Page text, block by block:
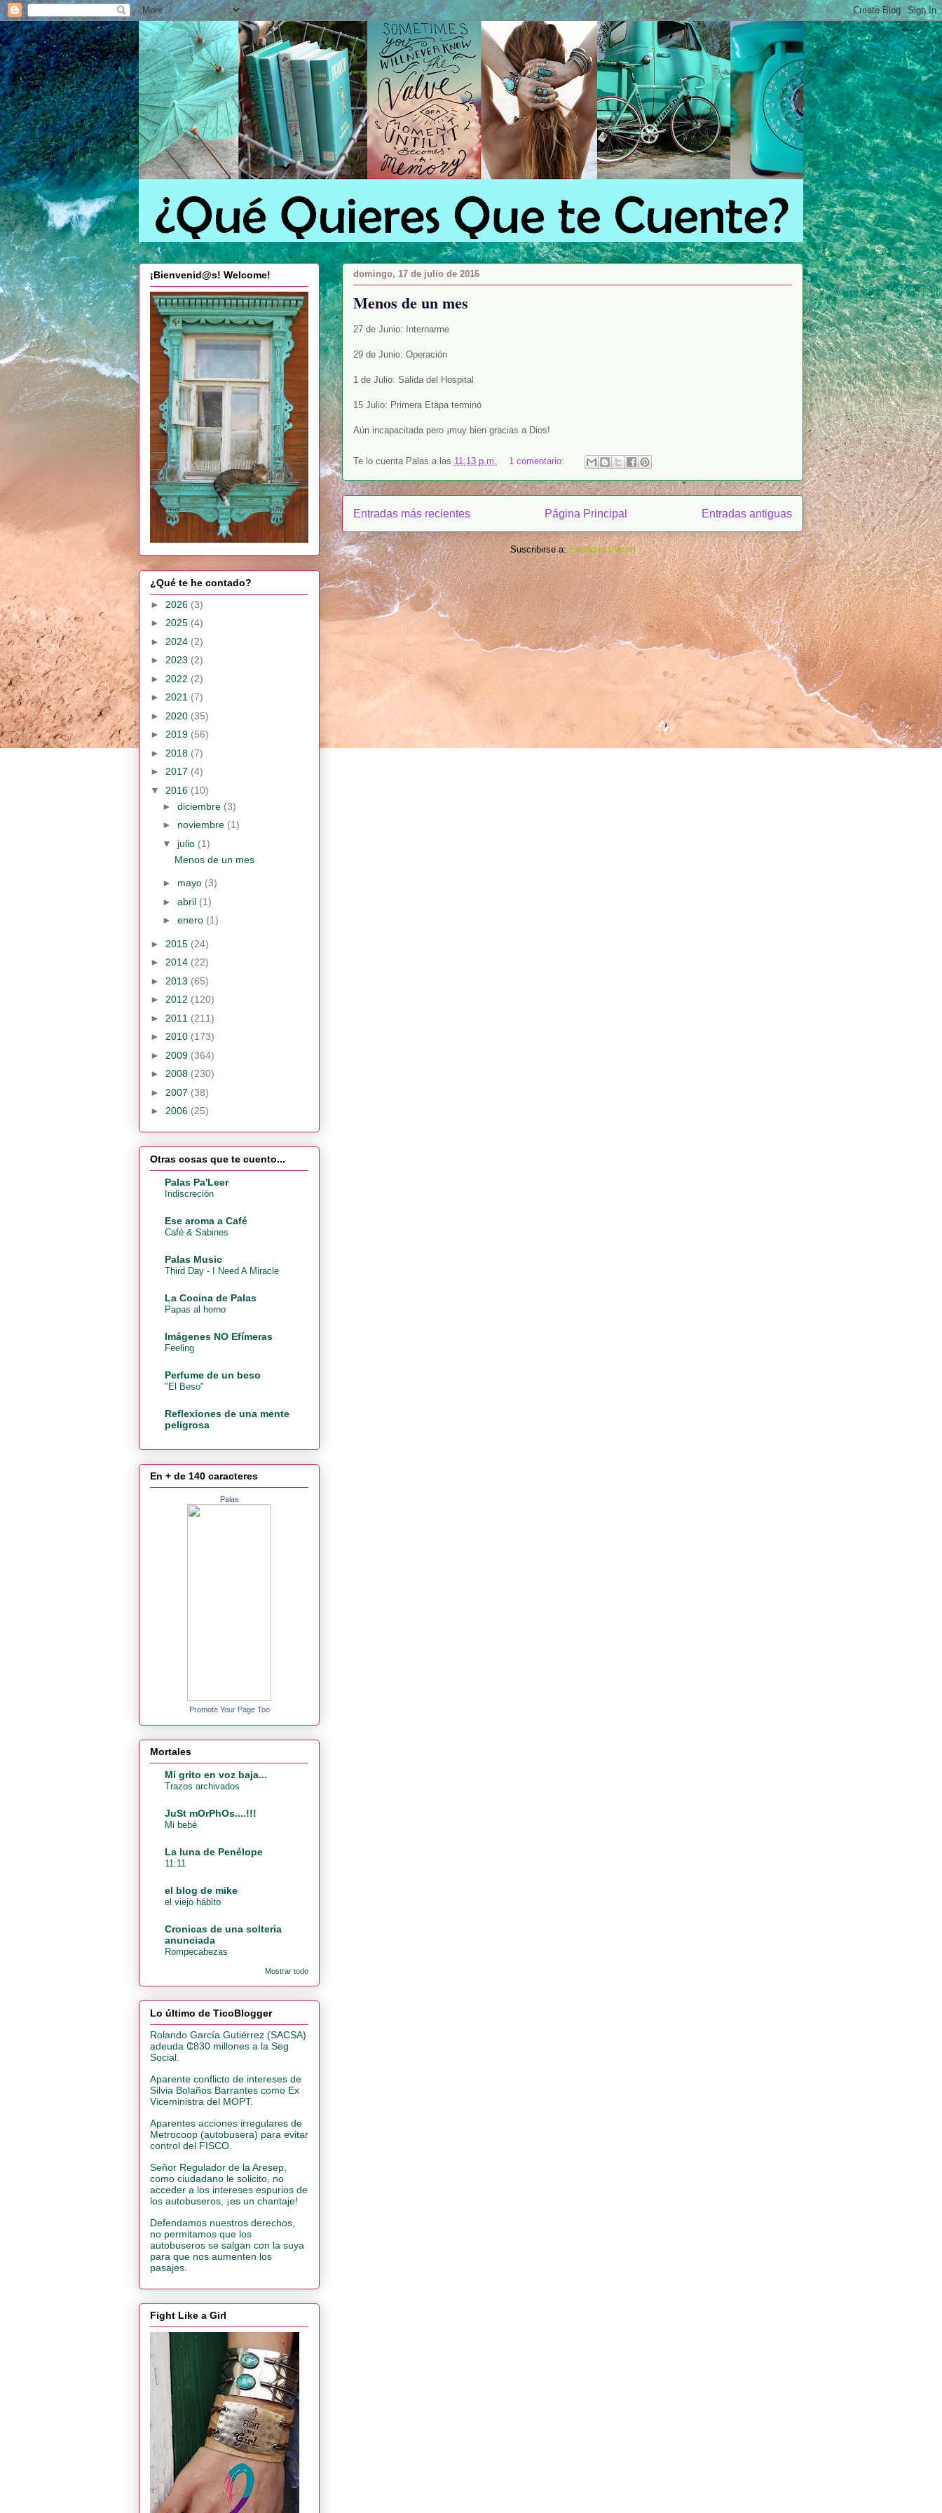
domingo, 17 de julio de 2016
Menos de un mes
27 de Junio: Internarme
29 de Junio: Operación
1 de Julio: Salida del Hospital
15 Julio: Primera Etapa terminó
Aún incapacitada pero ¡muy bien gracias a Dios!
Te lo cuenta Palas a las 11:13 p.m. 1 comentario:
Entradas más recientes Entradas antiguas
Página Principal
Suscribirse a:Entradas (Atom)
¡Bienvenid@s! Welcome!
¿Qué te he contado?
► 2026 (3)
► 2025 (4)
► 2024 (2)
► 2023 (2)
► 2022 (2)
► 2021 (7)
► 2020 (35)
► 2019 (56)
► 2018 (7)
► 2017 (4)
▼ 2016 (10)
► diciembre (3)
► noviembre (1)
▼ julio (1)
Menos de un mes
► mayo (3)
► abril (1)
► enero (1)
► 2015 (24)
► 2014 (22)
► 2013 (65)
► 2012 (120)
► 2011 (211)
► 2010 (173)
► 2009 (364)
► 2008 (230)
► 2007 (38)
► 2006 (25)
Otras cosas que te cuento...
Palas Pa'Leer
Indiscreción
Ese aroma a Café
Café & Sabines
Palas Music
Third Day - I Need A Miracle
La Cocina de Palas
Papas al horno
Imágenes NO Efímeras
Feeling
Perfume de un beso
"El Beso"
Reflexiones de una mente
peligrosa
En + de 140 caracteres
Palas
Promote Your Page Too
Mortales
Mi grito en voz baja...
Trazos archivados
JuSt mOrPhOs....!!!
Mi bebé
La luna de Penélope
11:11
el blog de mike
el viejo hábito
Cronicas de una solteria
anunciada
Rompecabezas
Mostrar todo
Lo último de TicoBlogger
Rolando García Gutiérrez (SACSA)
adeuda ₵830 millones a la Seg
Social.
Aparente conflicto de intereses de
Silvia Bolaños Barrantes como Ex
Viceministra del MOPT.
Aparentes acciones irregulares de
Metrocoop (autobusera) para evitar
control del FISCO.
Señor Regulador de la Aresep,
como ciudadano le solicito, no
acceder a los intereses espurios de
los autobuseros, ¡es un chantaje!
Defendamos nuestros derechos,
no permitamos que los
autobuseros se salgan con la suya
para que nos aumenten los
pasajes.
Fight Like a Girl